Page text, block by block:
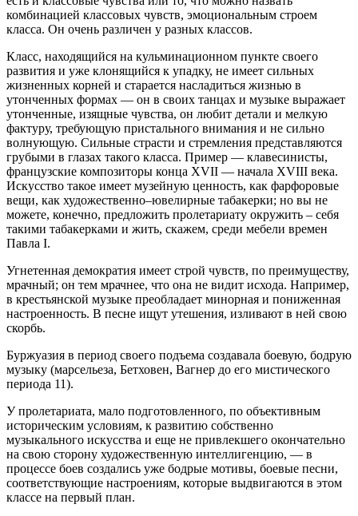
комбинацией классовых чувств, эмоциональным строем
класса. Он очень различен у разных классов.
Класс, находящийся на кульминационном пункте своего
развития и уже клонящийся к упадку, не имеет сильных
жизненных корней и старается насладиться жизнью в
утонченных формах — он в своих танцах и музыке выражает
утонченные, изящные чувства, он любит детали и мелкую
фактуру, требующую пристального внимания и не сильно
волнующую. Сильные страсти и стремления представляются
грубыми в глазах такого класса. Пример — клавесинисты,
французские композиторы конца XVII — начала XVIII века.
Искусство такое имеет музейную ценность, как фарфоровые
вещи, как художественно–ювелирные табакерки; но вы не
можете, конечно, предложить пролетариату окружить – себя
такими табакерками и жить, скажем, среди мебели времен
Павла I.
Угнетенная демократия имеет строй чувств, по преимуществу,
мрачный; он тем мрачнее, что она не видит исхода. Например,
в крестьянской музыке преобладает минорная и пониженная
настроенность. В песне ищут утешения, изливают в ней свою
скорбь.
Буржуазия в период своего подъема создавала боевую, бодрую
музыку (марсельеза, Бетховен, Вагнер до его мистического
периода 11).
У пролетариата, мало подготовленного, по объективным
историческим условиям, к развитию собственно
музыкального искусства и еще не привлекшего окончательно
на свою сторону художественную интеллигенцию, — в
процессе боев создались уже бодрые мотивы, боевые песни,
соответствующие настроениям, которые выдвигаются в этом
классе на первый план.